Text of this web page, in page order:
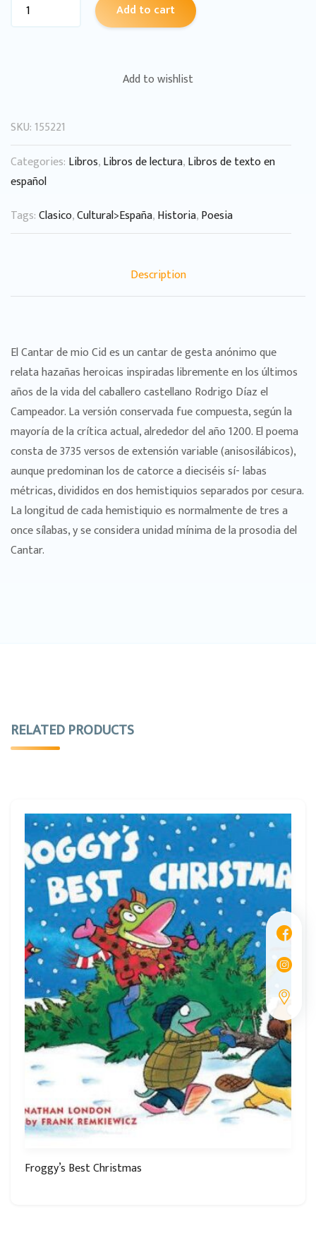
Add to cart
Add to wishlist
SKU:155221
Categories: Libros,Libros de lectura,Libros de texto en
español
Tags:Clasico,Cultural>España,Historia,Poesia
Description
El Cantar de mio Cid es un cantar de gesta anónimo que
relata hazañas heroicas inspiradas libremente en los últimos
años de la vida del caballero castellano Rodrigo Díaz el
Campeador. La versión conservada fue compuesta, según la
mayoría de la crítica actual, alrededor del año 1200. El poema
consta de 3735 versos de extensión variable (anisosilábicos),
aunque predominan los de catorce a dieciséis sí- labas
métricas, divididos en dos hemistiquios separados por cesura.
La longitud de cada hemistiquio es normalmente de tres a
once sílabas, y se considera unidad mínima de la prosodia del
Cantar.
RELATED PRODUCTS
Froggy’s Best Christmas